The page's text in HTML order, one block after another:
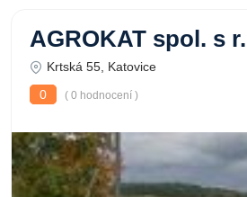
AGROKAT spol. s
Krtská 55, Katovice
0
( 0 hodnocení )